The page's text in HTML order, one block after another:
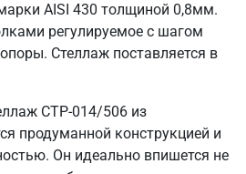
AISI 430 толщиной 0,8мм.
регулируемое с шагом
Стеллаж поставляется в
СТР-014/506 из
продуманной конструкцией и
Он идеально впишется не